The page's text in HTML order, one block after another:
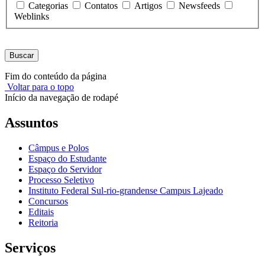
Categorias
Contatos Artigos
Newsfeeds
Weblinks
Buscar
Fim do conteúdo da página
Voltar para o topo
Início da navegação de rodapé
Assuntos
Câmpus e Polos
Espaço do Estudante
Espaço do Servidor
Processo Seletivo
Instituto Federal Sul-rio-grandense Campus Lajeado
Concursos
Editais
Reitoria
Serviços